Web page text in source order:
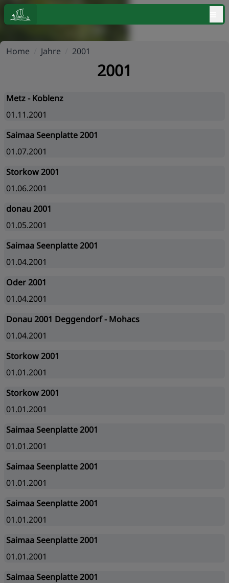
Home Jahre 2001
2001
Metz - Koblenz
01.11.2001
Saimaa Seenplatte 2001
01.07.2001
Storkow 2001
01.06.2001
donau 2001
01.05.2001
Saimaa Seenplatte 2001
01.04.2001
Oder 2001
01.04.2001
Donau 2001 Deggendorf - Mohacs
01.04.2001
Storkow 2001
01.01.2001
Storkow 2001
01.01.2001
Saimaa Seenplatte 2001
01.01.2001
Saimaa Seenplatte 2001
01.01.2001
Saimaa Seenplatte 2001
01.01.2001
Saimaa Seenplatte 2001
01.01.2001
Saimaa Seenplatte 2001